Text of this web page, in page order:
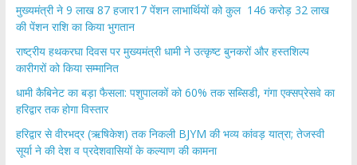
मुख्यमंत्री ने 9 लाख 87 हजार17 पेंशन लाभार्थियों को कुल 146 करोड़ 32 लाख
की पेंशन राशि का किया भुगतान
राष्ट्रीय हथकरघा दिवस पर मुख्यमंत्री धामी ने उत्कृष्ट बुनकरों और हस्तशिल्प
कारीगरों को किया सम्मानित
​धामी कैबिनेट का बड़ा फैसला: पशुपालकों को 60% तक सब्सिडी, गंगा एक्सप्रेसवे का
हरिद्वार तक होगा विस्तार
​हरिद्वार से वीरभद्र (ऋषिकेश) तक निकली BJYM की भव्य कांवड़ यात्रा; तेजस्वी
सूर्या ने की देश व प्रदेशवासियों के कल्याण की कामना